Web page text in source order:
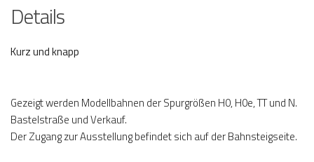
Details
Kurz und knapp
Gezeigt werden Modellbahnen der Spurgrößen H0, H0e, TT und N.
Bastelstraße und Verkauf.
Der Zugang zur Ausstellung befindet sich auf der Bahnsteigseite.